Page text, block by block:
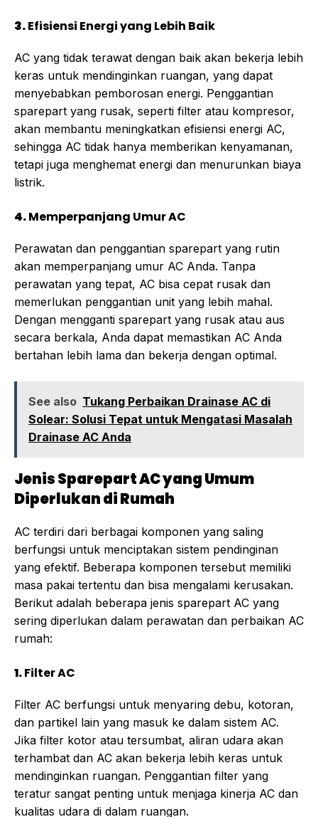
3.Efisiensi Energi yang Lebih Baik
AC yang tidak terawat dengan baik akan bekerja lebih
keras untuk mendinginkan ruangan, yang dapat
menyebabkan pemborosan energi. Penggantian
sparepart yang rusak, seperti filter atau kompresor,
akan membantu meningkatkan efisiensi energi AC,
sehingga AC tidak hanya memberikan kenyamanan,
tetapi juga menghemat energi dan menurunkan biaya
listrik.
4.Memperpanjang Umur AC
Perawatan dan penggantian sparepart yang rutin
akan memperpanjang umur AC Anda. Tanpa
perawatan yang tepat, AC bisa cepat rusak dan
memerlukan penggantian unit yang lebih mahal.
Dengan mengganti sparepart yang rusak atau aus
secara berkala, Anda dapat memastikan AC Anda
bertahan lebih lama dan bekerja dengan optimal.
See also Tukang Perbaikan Drainase AC di
Solear: Solusi Tepat untuk Mengatasi Masalah
Drainase AC Anda
Jenis Sparepart AC yang Umum
Diperlukan di Rumah
AC terdiri dari berbagai komponen yang saling
berfungsi untuk menciptakan sistem pendinginan
yang efektif. Beberapa komponen tersebut memiliki
masa pakai tertentu dan bisa mengalami kerusakan.
Berikut adalah beberapa jenis sparepart AC yang
sering diperlukan dalam perawatan dan perbaikan AC
rumah:
1.Filter AC
Filter AC berfungsi untuk menyaring debu, kotoran,
dan partikel lain yang masuk ke dalam sistem AC.
Jika filter kotor atau tersumbat, aliran udara akan
terhambat dan AC akan bekerja lebih keras untuk
mendinginkan ruangan. Penggantian filter yang
teratur sangat penting untuk menjaga kinerja AC dan
kualitas udara di dalam ruangan.